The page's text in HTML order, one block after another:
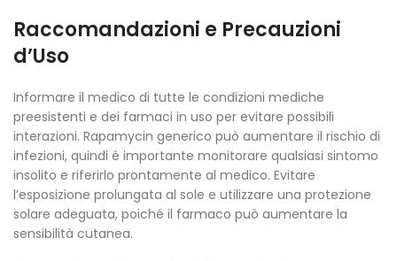
Raccomandazioni e Precauzioni
d’Uso
Informare il medico di tutte le condizioni mediche
preesistenti e dei farmaci in uso per evitare possibili
interazioni. Rapamycin generico può aumentare il rischio di
infezioni, quindi è importante monitorare qualsiasi sintomo
insolito e riferirlo prontamente al medico. Evitare
l’esposizione prolungata al sole e utilizzare una protezione
solare adeguata, poiché il farmaco può aumentare la
sensibilità cutanea.